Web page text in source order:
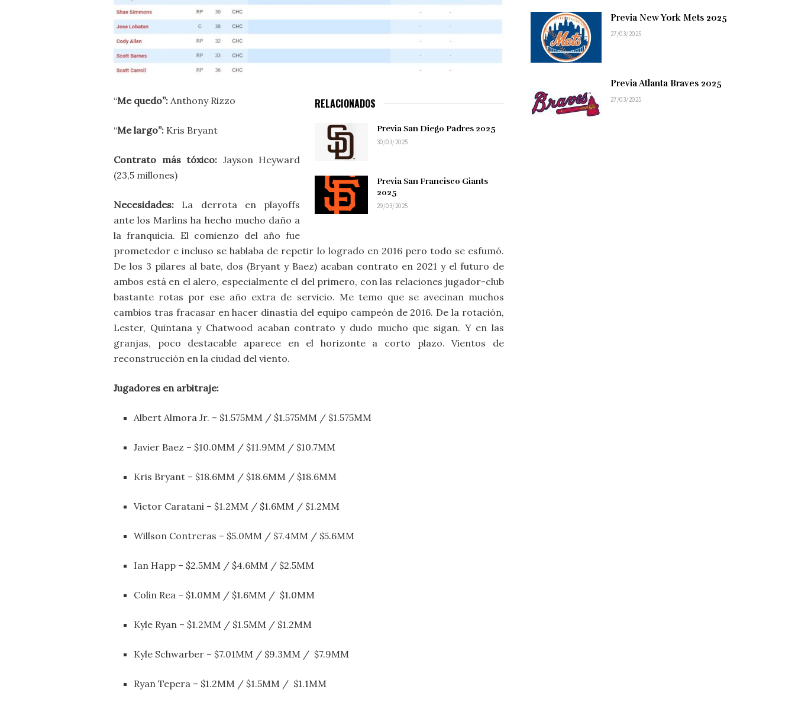
RELACIONADOS
Previa San Diego Padres 2025
30/03/2025
Previa San Francisco Giants
2025
29/03/2025
“Me quedo”: Anthony Rizzo
“Me largo”: Kris Bryant
Contrato más tóxico: Jayson Heyward
(23,5 millones)
Necesidades: La derrota en playoffs
ante los Marlins ha hecho mucho daño a
la franquicia. El comienzo del año fue
prometedor e incluso se hablaba de repetir lo logrado en 2016 pero todo se esfumó.
De los 3 pilares al bate, dos (Bryant y Baez) acaban contrato en 2021 y el futuro de
ambos está en el alero, especialmente el del primero, con las relaciones jugador-club
bastante rotas por ese año extra de servicio. Me temo que se avecinan muchos
cambios tras fracasar en hacer dinastía del equipo campeón de 2016. De la rotación,
Lester, Quintana y Chatwood acaban contrato y dudo mucho que sigan. Y en las
granjas, poco destacable aparece en el horizonte a corto plazo. Vientos de
reconstrucción en la ciudad del viento.
Jugadores en arbitraje:
Albert Almora Jr. – $1.575MM / $1.575MM / $1.575MM
Javier Baez – $10.0MM / $11.9MM / $10.7MM
Kris Bryant – $18.6MM / $18.6MM / $18.6MM
Victor Caratani – $1.2MM / $1.6MM / $1.2MM
Willson Contreras – $5.0MM / $7.4MM / $5.6MM
Ian Happ – $2.5MM / $4.6MM / $2.5MM
Colin Rea – $1.0MM / $1.6MM / $1.0MM
Kyle Ryan – $1.2MM / $1.5MM / $1.2MM
Kyle Schwarber – $7.01MM / $9.3MM / $7.9MM
Ryan Tepera – $1.2MM / $1.5MM / $1.1MM
Previa New York Mets 2025
27/03/2025
Previa Atlanta Braves 2025
27/03/2025